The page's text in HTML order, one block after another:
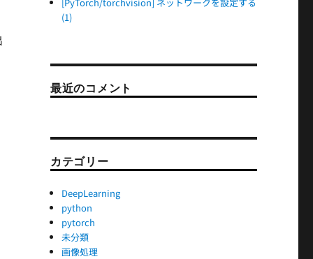
(1)
最近のコメント
カテゴリー
DeepLearning
python
pytorch
未分類
画像処理